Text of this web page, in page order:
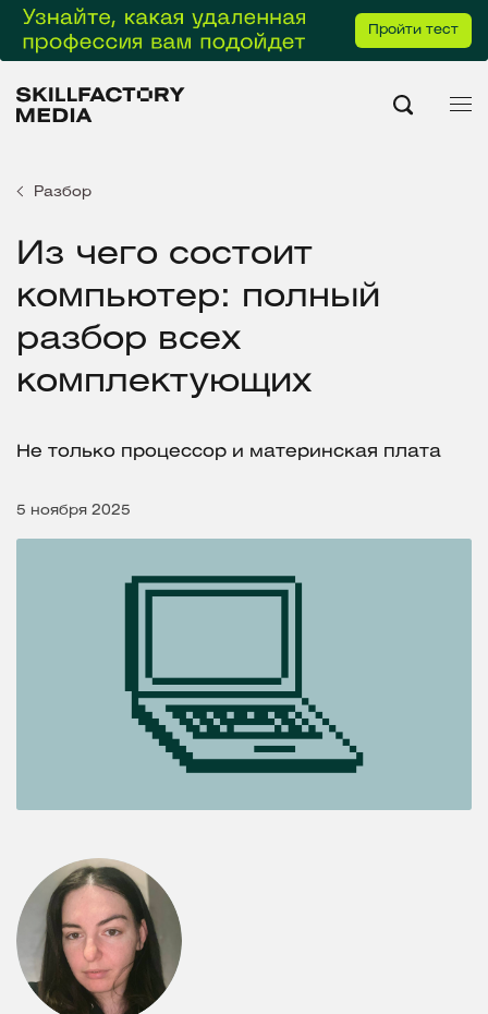
Пройти тест
Разбор
Из чего состоит
компьютер: полный
разбор всех
комплектующих
Не только процессор и материнская плата
5 ноября 2025